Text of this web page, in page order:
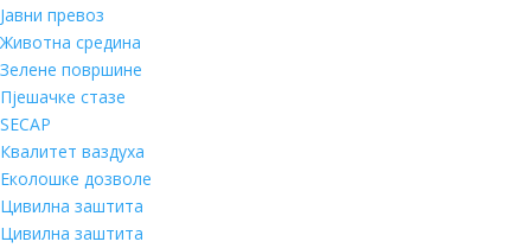
Јавни превоз
Животна средина
Зелене површине
Пјешачке стазе
SECAP
Квалитет ваздуха
Еколошке дозволе
Цивилна заштита
Цивилна заштита